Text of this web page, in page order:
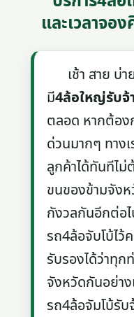
และเวลาจอ
เช้า สาย บ่าย
มี4ล้อใหญ่รับจ้
ตลอด หากต้อง
ด่วนมากๆ ทาง
ลูกค้าได้ทันทีไ
ขนของข้ามจัง
กังวลกันอีกต่อไ
รถ4ล้อจับโบ้ไ
รับรองได้ว่าทุก
จังหวัดกันอย่า
รถ4ล้อจัมโบ้รั